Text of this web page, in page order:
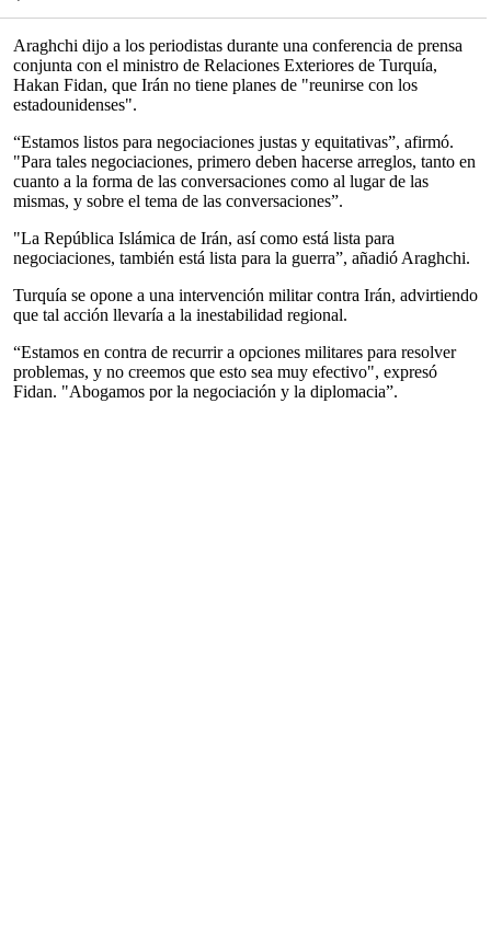
Araghchi dijo a los periodistas durante una conferencia de prensa
conjunta con el ministro de Relaciones Exteriores de Turquía,
Hakan Fidan, que Irán no tiene planes de "reunirse con los
estadounidenses".
“Estamos listos para negociaciones justas y equitativas”, afirmó.
"Para tales negociaciones, primero deben hacerse arreglos, tanto en
cuanto a la forma de las conversaciones como al lugar de las
mismas, y sobre el tema de las conversaciones”.
"La República Islámica de Irán, así como está lista para
negociaciones, también está lista para la guerra”, añadió Araghchi.
Turquía se opone a una intervención militar contra Irán, advirtiendo
que tal acción llevaría a la inestabilidad regional.
“Estamos en contra de recurrir a opciones militares para resolver
problemas, y no creemos que esto sea muy efectivo", expresó
Fidan. "Abogamos por la negociación y la diplomacia”.